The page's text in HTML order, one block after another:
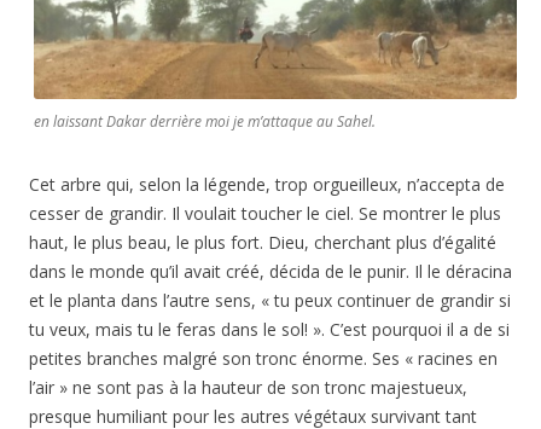
en laissant Dakar derrière moi je m’attaque au Sahel.
Cet arbre qui, selon la légende, trop orgueilleux, n’accepta de
cesser de grandir. Il voulait toucher le ciel. Se montrer le plus
haut, le plus beau, le plus fort. Dieu, cherchant plus d’égalité
dans le monde qu’il avait créé, décida de le punir. Il le déracina
et le planta dans l’autre sens, « tu peux continuer de grandir si
tu veux, mais tu le feras dans le sol! ». C’est pourquoi il a de si
petites branches malgré son tronc énorme. Ses « racines en
l’air » ne sont pas à la hauteur de son tronc majestueux,
presque humiliant pour les autres végétaux survivant tant